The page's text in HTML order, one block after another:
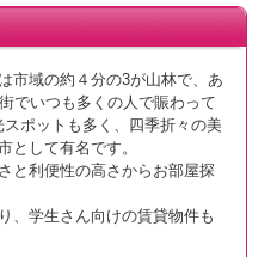
市域の約４分の3が山林で、あ
でいつも多くの人で賑わって
ポットも多く、四季折々の美
として有名です。
と利便性の高さからお部屋探
、学生さん向けの賃貸物件も